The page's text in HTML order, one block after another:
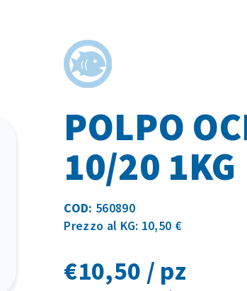
POLPO
10/20 1KG
COD: 560890
Prezzo al KG: 10,50 €
€10,50 / pz